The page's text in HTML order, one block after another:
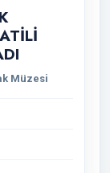
Müzesi